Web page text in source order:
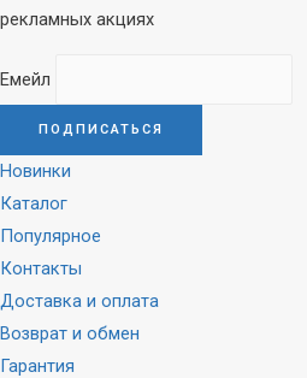
рекламных акциях
Емейл
Новинки
Каталог
Популярное
Контакты
Доставка и оплата
Возврат и обмен
Гарантия